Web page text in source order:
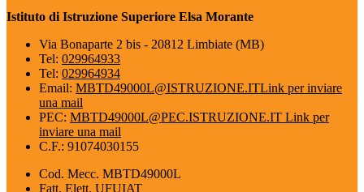
Istituto di Istruzione Superiore Elsa Morante
Via Bonaparte 2 bis - 20812 Limbiate (MB)
Tel: 029964933
Tel: 029964934
Email: MBTD49000L@ISTRUZIONE.ITLink per inviare
una mail
PEC: MBTD49000L@PEC.ISTRUZIONE.IT Link per
inviare una mail
C.F.: 91074030155
Cod. Mecc. MBTD49000L
Fatt. Elett. UFUIAT